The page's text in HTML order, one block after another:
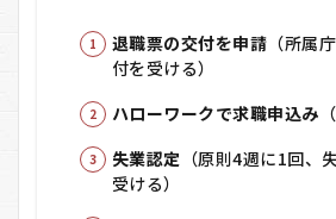
必要書
類チェ
ックリ
スト
（国・
地方共
通／地
域例）
退職票の交付を申請 （所属
付を受ける）
ハローワークで求職申込み
失業認定 （原則4週に1回、
受ける）